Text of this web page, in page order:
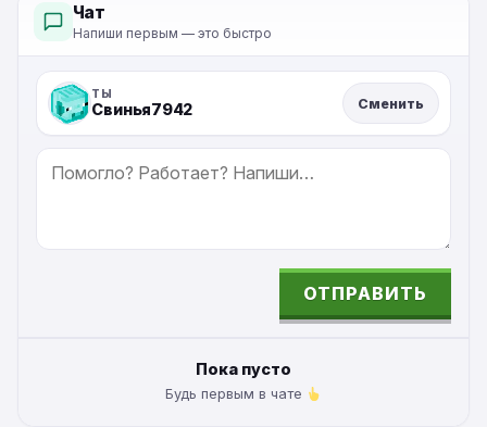
Чат
Напиши первым — это быстро
ТЫ
Свинья7942 Сменить
СООБЩЕНИЕ
ОТПРАВИТЬ
Пока пусто
Будь первым в чате